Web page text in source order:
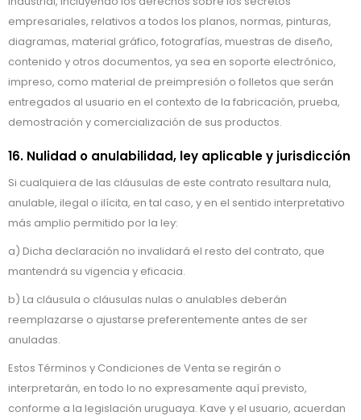
empresariales, relativos a todos los planos, normas, pinturas,
diagramas, material gráfico, fotografías, muestras de diseño,
contenido y otros documentos, ya sea en soporte electrónico,
impreso, como material de preimpresión o folletos que serán
entregados al usuario en el contexto de la fabricación, prueba,
demostración y comercialización de sus productos.
16. Nulidad o anulabilidad, ley aplicable y jurisdicción
Si cualquiera de las cláusulas de este contrato resultara nula,
anulable, ilegal o ilícita, en tal caso, y en el sentido interpretativo
más amplio permitido por la ley:
a) Dicha declaración no invalidará el resto del contrato, que
mantendrá su vigencia y eficacia.
b) La cláusula o cláusulas nulas o anulables deberán
reemplazarse o ajustarse preferentemente antes de ser
anuladas.
Estos Términos y Condiciones de Venta se regirán o
interpretarán, en todo lo no expresamente aquí previsto,
conforme a la legislación uruguaya. Kave y el usuario, acuerdan